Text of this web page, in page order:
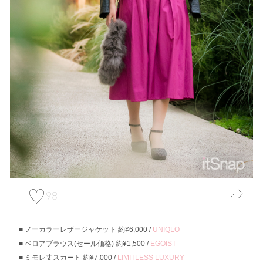
98
ノーカラーレザージャケット 約¥6,000 / UNIQLO
ベロアブラウス(セール価格) 約¥1,500 / EGOIST
ミモレ丈スカート 約¥7,000 / LIMITLESS LUXURY